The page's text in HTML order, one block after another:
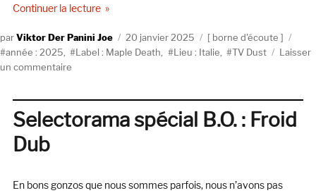
Continuer la lecturede « TV Dust, transition mutante »
AuteurViktor Der Panini Joe
Publié
le
20 janvier 2025 Catégories
borne d'écoute
année : 2025
Label : Maple Death Lieu : Italie TV Dust
Laisser
un commentaire
mutante
Selectorama spécial B.O. : Froid
Dub
En bons gonzos que nous sommes parfois, nous n’avons pas